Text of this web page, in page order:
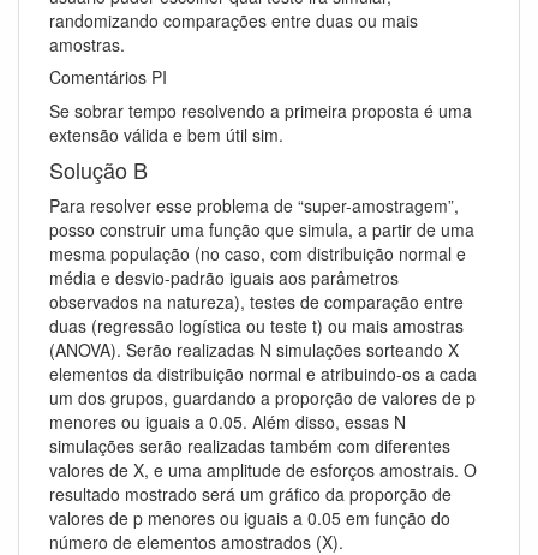
randomizando comparações entre duas ou mais
amostras.
Comentários PI
Se sobrar tempo resolvendo a primeira proposta é uma
extensão válida e bem útil sim.
Solução B
Para resolver esse problema de “super-amostragem”,
posso construir uma função que simula, a partir de uma
mesma população (no caso, com distribuição normal e
média e desvio-padrão iguais aos parâmetros
observados na natureza), testes de comparação entre
duas (regressão logística ou teste t) ou mais amostras
(ANOVA). Serão realizadas N simulações sorteando X
elementos da distribuição normal e atribuindo-os a cada
um dos grupos, guardando a proporção de valores de p
menores ou iguais a 0.05. Além disso, essas N
simulações serão realizadas também com diferentes
valores de X, e uma amplitude de esforços amostrais. O
resultado mostrado será um gráfico da proporção de
valores de p menores ou iguais a 0.05 em função do
número de elementos amostrados (X).